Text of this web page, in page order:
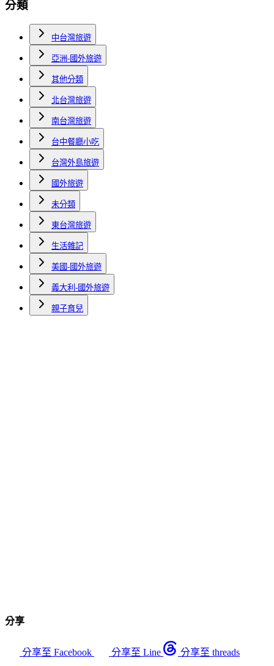
分類
中台灣旅遊
亞洲-國外旅遊
其他分類
北台灣旅遊
南台灣旅遊
台中餐廳小吃
台灣外島旅遊
國外旅遊
未分類
東台灣旅遊
生活雜記
美國-國外旅遊
義大利-國外旅遊
親子育兒
分享
分享至 Facebook 分享至 Line 分享至 threads